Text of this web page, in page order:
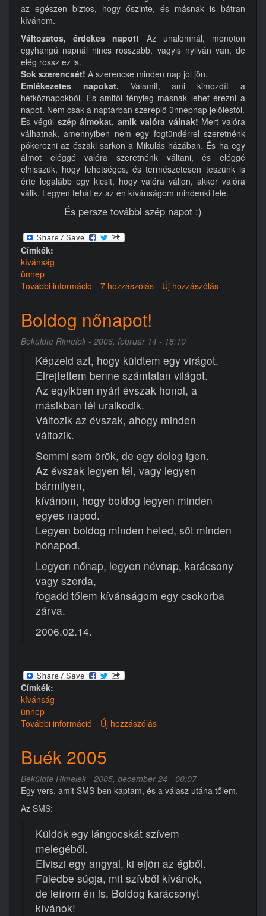
az egészen biztos, hogy őszinte, és másnak is bátran
kívánom.
Változatos, érdekes napot! Az unalomnál, monoton
egyhangú napnál nincs rosszabb. vagyis nyilván van, de
elég rossz ez is.
Sok szerencsét! A szerencse minden nap jól jön.
Emlékezetes napokat. Valamit, ami kimozdít a
hétköznapokból. És amitől tényleg másnak lehet érezni a
napot. Nem csak a naptárban szereplő ünnepnap jelöléstől.
És végül szép álmokat, amik valóra válnak! Mert valóra
válhatnak, amennyiben nem egy fogtündérrel szeretnénk
pókerezni az északi sarkon a Mikulás házában. És ha egy
álmot eléggé valóra szeretnénk váltani, és eléggé
elhisszük, hogy lehetséges, és természetesen teszünk is
érte legalább egy kicsit, hogy valóra váljon, akkor valóra
válik. Legyen tehát ez az én kívánságom mindenki felé.
És persze további szép napot :)
Címkék:
kívánság
ünnep
További információ Hurrá!
karácsony!
tartalommal
kapcsolatosan
7 hozzászólás Új hozzászólás
Boldog nőnapot!
Beküldte Rimelek - 2006, február 14 - 18:10
Képzeld azt, hogy küldtem egy virágot.
Elrejtettem benne számtalan világot.
Az egyikben nyári évszak honol, a
másikban tél uralkodik.
Változik az évszak, ahogy minden
változik.
Semmi sem örök, de egy dolog igen.
Az évszak legyen tél, vagy legyen
bármilyen,
kívánom, hogy boldog legyen minden
egyes napod.
Legyen boldog minden heted, sőt minden
hónapod.
Legyen nőnap, legyen névnap, karácsony
vagy szerda,
fogadd tőlem kívánságom egy csokorba
zárva.
2006.02.14.
Címkék:
kívánság
ünnep
További információ Boldog
kapcsolatosan
Új hozzászólás
Buék 2005
Beküldte Rimelek - 2005, december 24 - 00:07
Egy vers, amit SMS-ben kaptam, és a válasz utána tőlem.
Az SMS:
Küldök egy lángocskát szívem
melegéből.
Elviszi egy angyal, ki eljön az égből.
Füledbe súgja, mit szívből kívánok,
de leírom én is. Boldog karácsonyt
kívánok!